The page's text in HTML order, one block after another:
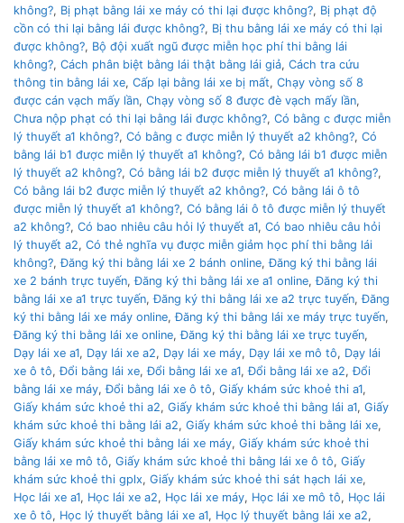
không?, Bị phạt bằng lái xe máy có thi lại được không?, Bị phạt độ
cồn có thi lại bằng lái được không?, Bị thu bằng lái xe máy có thi lại
được không?, Bộ đội xuất ngũ được miễn học phí thi bằng lái
không?, Cách phân biệt bằng lái thật bằng lái giả, Cách tra cứu
thông tin bằng lái xe, Cấp lại bằng lái xe bị mất, Chạy vòng số 8
được cán vạch mấy lần, Chạy vòng số 8 được đè vạch mấy lần,
Chưa nộp phạt có thi lại bằng lái được không?, Có bằng c được miễn
lý thuyết a1 không?, Có bằng c được miễn lý thuyết a2 không?, Có
bằng lái b1 được miễn lý thuyết a1 không?, Có bằng lái b1 được miễn
lý thuyết a2 không?, Có bằng lái b2 được miễn lý thuyết a1 không?,
Có bằng lái b2 được miễn lý thuyết a2 không?, Có bằng lái ô tô
được miễn lý thuyết a1 không?, Có bằng lái ô tô được miễn lý thuyết
a2 không?, Có bao nhiêu câu hỏi lý thuyết a1, Có bao nhiêu câu hỏi
lý thuyết a2, Có thẻ nghĩa vụ được miễn giảm học phí thi bằng lái
không?,Đăng ký thi bằng lái xe 2 bánh online,Đăng ký thi bằng lái
xe 2 bánh trực tuyến,Đăng ký thi bằng lái xe a1 online,Đăng ký thi
bằng lái xe a1 trực tuyến,Đăng ký thi bằng lái xe a2 trực tuyến,Đăng
ký thi bằng lái xe máy online,Đăng ký thi bằng lái xe máy trực tuyến,
Đăng ký thi bằng lái xe online,Đăng ký thi bằng lái xe trực tuyến,
Dạy lái xe a1, Dạy lái xe a2, Dạy lái xe máy, Dạy lái xe mô tô, Dạy lái
xe ô tô,Đổi bằng lái xe,Đổi bằng lái xe a1,Đổi bằng lái xe a2,Đổi
bằng lái xe máy,Đổi bằng lái xe ô tô, Giấy khám sức khoẻ thi a1,
Giấy khám sức khoẻ thi a2, Giấy khám sức khoẻ thi bằng lái a1, Giấy
khám sức khoẻ thi bằng lái a2, Giấy khám sức khoẻ thi bằng lái xe,
Giấy khám sức khoẻ thi bằng lái xe máy, Giấy khám sức khoẻ thi
bằng lái xe mô tô, Giấy khám sức khoẻ thi bằng lái xe ô tô, Giấy
khám sức khoẻ thi gplx, Giấy khám sức khoẻ thi sát hạch lái xe,
Học lái xe a1, Học lái xe a2, Học lái xe máy, Học lái xe mô tô, Học lái
xe ô tô, Học lý thuyết bằng lái xe a1, Học lý thuyết bằng lái xe a2,